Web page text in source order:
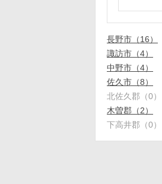
長野市（16）
諏訪市（4）
中野市（4）
佐久市（8）
北佐久郡（0）
木曽郡（2）
下高井郡（0）